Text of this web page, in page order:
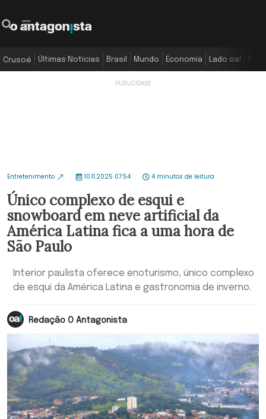
Crusoé Últimas Notícias Brasil Mundo Economia Lado oa!
Entretenimento 10.11.2025 07:54 4 minutos de leitura
Único complexo de esqui e
snowboard em neve artificial da
América Latina fica a uma hora de
São Paulo
Interior paulista oferece enoturismo, único complexo
de esqui da América Latina e gastronomia de inverno.
Redação O Antagonista